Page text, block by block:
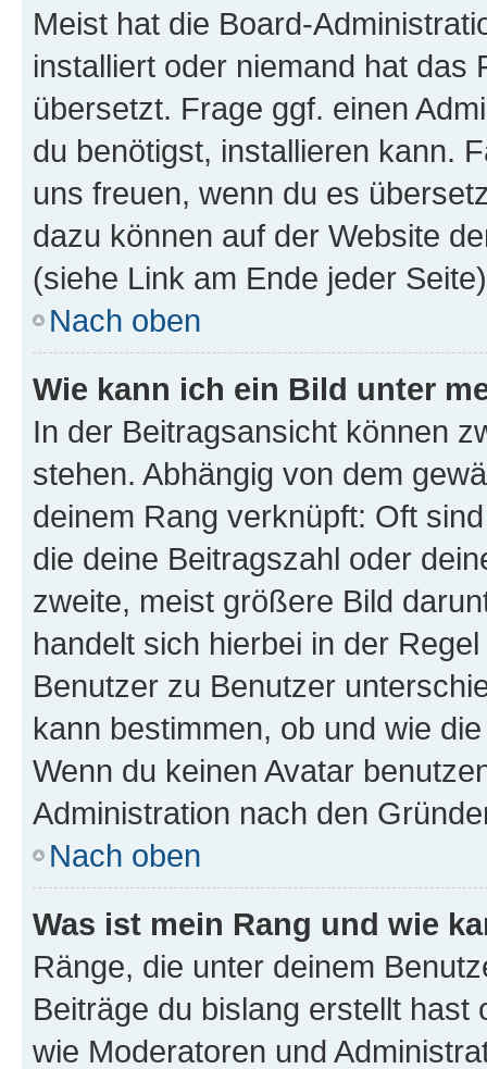
Meist hat die Board-
installiert oder niemand hat das
übersetzt. Frage ggf. einen
du benötigst, installieren kann.
uns freuen, wenn du es
dazu können auf der Website
(siehe Link am Ende jeder
Nach oben
Wie kann ich ein Bild unter
In der Beitragsansicht können
stehen. Abhängig von dem
deinem Rang verknüpft: Oft
die deine Beitragszahl oder
zweite, meist größere Bild
handelt sich hierbei in der
Benutzer zu Benutzer
kann bestimmen, ob und wie
Wenn du keinen Avatar
Administration nach den
Nach oben
Was ist mein Rang und wie
Ränge, die unter deinem
Beiträge du bislang erstellt
wie Moderatoren und